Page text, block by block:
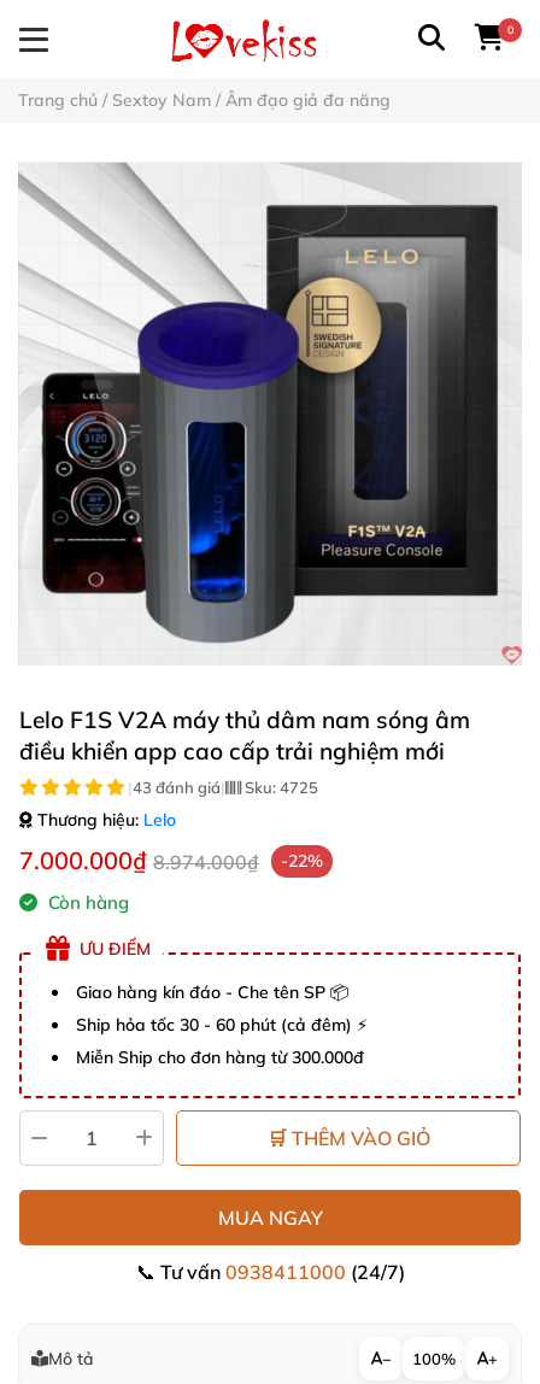
0
Trang chủ / Sextoy Nam / Âm đạo giả đa năng
Lelo F1S V2A máy thủ dâm nam sóng âm
điều khiển app cao cấp trải nghiệm mới
|43 đánh giá| Sku:4725
Thương hiệu: Lelo
7.000.000₫ 8.974.000₫ -22%
Còn hàng
ƯU ĐIỂM
Giao hàng kín đáo - Che tên SP 📦
Ship hỏa tốc 30 - 60 phút (cả đêm) ⚡
Miễn Ship cho đơn hàng từ 300.000đ
🛒 THÊM VÀO GIỎ
MUA NGAY
📞 Tư vấn 0938411000 (24/7)
Mô tả − 100% +